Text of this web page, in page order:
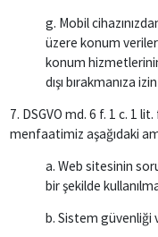
g. Mobil
üzere konum
konum
dışı bırakmanıza
7. DSGVO md. 6 f. 1 c. 1
menfaatimiz aşağıdaki
a. Web sitesinin
bir şekilde
b. Sistem güvenliği